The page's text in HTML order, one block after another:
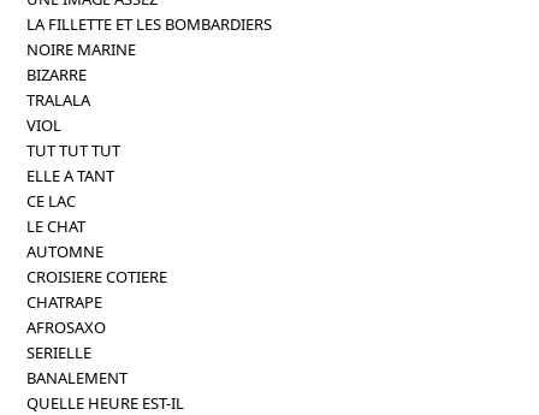
LA FILLETTE ET LES BOMBARDIERS
NOIRE MARINE
BIZARRE
TRALALA
VIOL
TUT TUT TUT
ELLE A TANT
CE LAC
LE CHAT
AUTOMNE
CROISIERE COTIERE
CHATRAPE
AFROSAXO
SERIELLE
BANALEMENT
QUELLE HEURE EST-IL